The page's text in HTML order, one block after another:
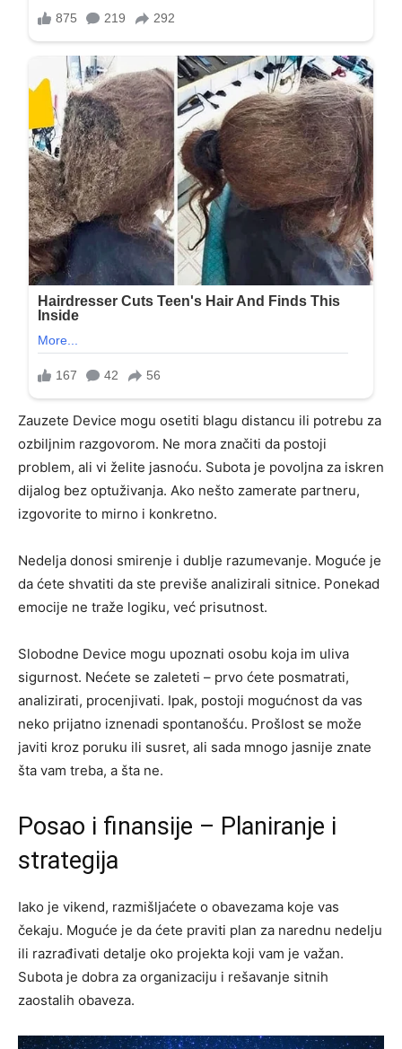
Zauzete Device mogu osetiti blagu distancu ili potrebu za
ozbiljnim razgovorom. Ne mora značiti da postoji
problem, ali vi želite jasnoću. Subota je povoljna za iskren
dijalog bez optuživanja. Ako nešto zamerate partneru,
izgovorite to mirno i konkretno.
Nedelja donosi smirenje i dublje razumevanje. Moguće je
da ćete shvatiti da ste previše analizirali sitnice. Ponekad
emocije ne traže logiku, već prisutnost.
Slobodne Device mogu upoznati osobu koja im uliva
sigurnost. Nećete se zaleteti – prvo ćete posmatrati,
analizirati, procenjivati. Ipak, postoji mogućnost da vas
neko prijatno iznenadi spontanošću. Prošlost se može
javiti kroz poruku ili susret, ali sada mnogo jasnije znate
šta vam treba, a šta ne.
Posao i finansije – Planiranje i
strategija
Iako je vikend, razmišljaćete o obavezama koje vas
čekaju. Moguće je da ćete praviti plan za narednu nedelju
ili razrađivati detalje oko projekta koji vam je važan.
Subota je dobra za organizaciju i rešavanje sitnih
zaostalih obaveza.